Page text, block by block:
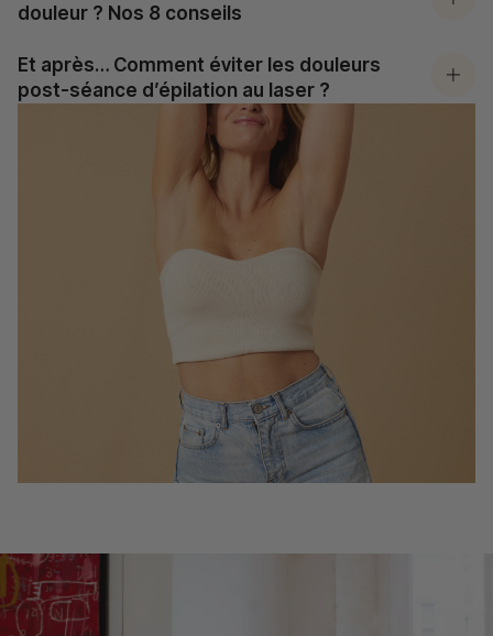
douleur ? Nos 8 conseils
Et après… Comment éviter les douleurs
post-séance d’épilation au laser ?